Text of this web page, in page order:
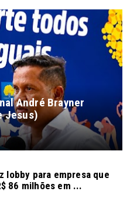
André Brayner
Jesus)
lobby para empresa que
86 milhões em ...